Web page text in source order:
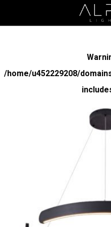
/home/u452229208/
/home/u452229208/
/home/u452229208/